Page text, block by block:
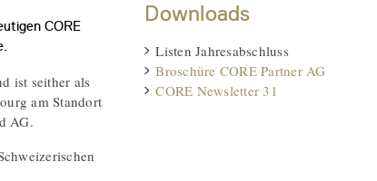
CORE
ist seither als
am Standort
AG.
Downloads
Listen Jahresabschluss
Broschüre CORE Partner AG
CORE Newsletter 31